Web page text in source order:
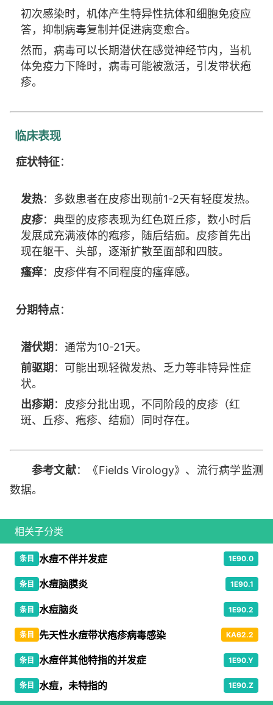
初次感染时，机体产生特异性抗体和细胞免疫应
答，抑制病毒复制并促进病变愈合。
然而，病毒可以长期潜伏在感觉神经节内，当机
体免疫力下降时，病毒可能被激活，引发带状疱
疹。
临床表现
症状特征：
发热：多数患者在皮疹出现前1-2天有轻度发热。
皮疹：典型的皮疹表现为红色斑丘疹，数小时后
发展成充满液体的疱疹，随后结痂。皮疹首先出
现在躯干、头部，逐渐扩散至面部和四肢。
瘙痒：皮疹伴有不同程度的瘙痒感。
分期特点：
潜伏期 ：通常为10-21天。
前驱期 ：可能出现轻微发热、乏力等非特异性症
状。
出疹期 ：皮疹分批出现，不同阶段的皮疹（红
斑、丘疹、疱疹、结痂）同时存在。
参考文献：《Fields Virology》、流行病学监测
数据。
相关子分类
条目 水痘不伴并发症 1E90.0
条目 水痘脑膜炎 1E90.1
条目 水痘脑炎 1E90.2
条目 先天性水痘带状疱疹病毒感染 KA62.2
条目 水痘伴其他特指的并发症 1E90.Y
条目 水痘，未特指的 1E90.Z